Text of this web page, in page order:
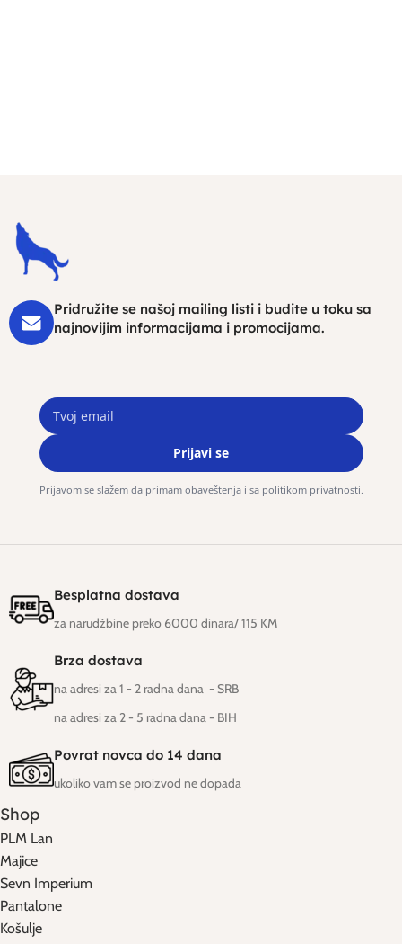
Pridružite se našoj mailing listi i budite u toku sa
najnovijim informacijama i promocijama.
Prijavi se
Prijavom se slažem da primam obaveštenja i sa politikom privatnosti.
Besplatna dostava
za narudžbine preko 6000 dinara/ 115 KM
Brza dostava
na adresi za 1 - 2 radna dana - SRB
na adresi za 2 - 5 radna dana- BIH
Povrat novca do 14 dana
ukoliko vam se proizvod ne dopada
Shop
PLM Lan
Majice
Sevn Imperium
Pantalone
Košulje